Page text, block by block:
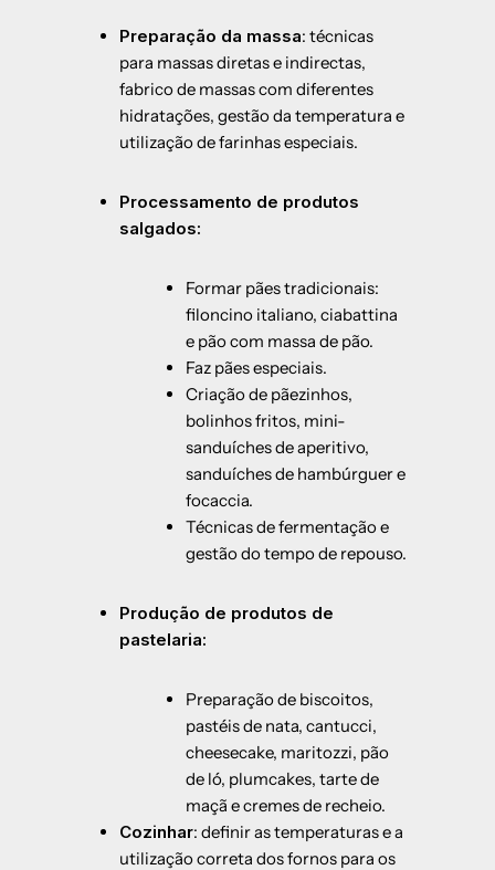
Preparação da massa: técnicas
para massas diretas e indirectas,
fabrico de massas com diferentes
hidratações, gestão da temperatura e
utilização de farinhas especiais.
Processamento de produtos
salgados:
Formar pães tradicionais:
filoncino italiano, ciabattina
e pão com massa de pão.
Faz pães especiais.
Criação de pãezinhos,
bolinhos fritos, mini-
sanduíches de aperitivo,
sanduíches de hambúrguer e
focaccia.
Técnicas de fermentação e
gestão do tempo de repouso.
Produção de produtos de
pastelaria:
Preparação de biscoitos,
pastéis de nata, cantucci,
cheesecake, maritozzi, pão
de ló, plumcakes, tarte de
maçã e cremes de recheio.
Cozinhar: definir as temperaturas e a
utilização correta dos fornos para os